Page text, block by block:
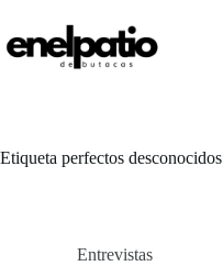
contenido
Etiqueta perfectos desconocidos
Entrevistas